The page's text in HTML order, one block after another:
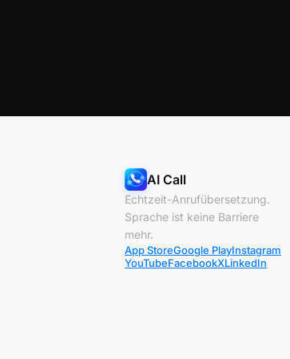
AI Call
Echtzeit-Anrufübersetzung.
Sprache ist keine Barriere
mehr.
App StoreGoogle PlayInstagram
YouTubeFacebookXLinkedIn